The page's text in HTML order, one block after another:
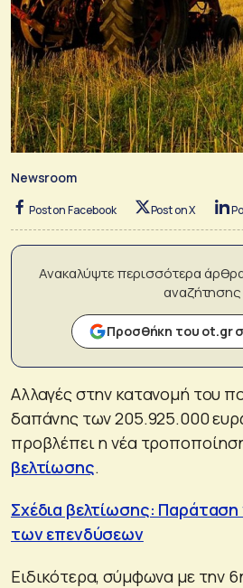
Newsroom
Post on Facebook Post on X
Ανακαλύψτε περισσότερα
αναζήτησης
Προσθήκη του ot.gr
Αλλαγές στην κατανομή του
δαπάνης των 205.925.000
προβλέπει η νέα
βελτίωσης.
Σχέδια βελτίωσης:
των επενδύσεων
Ειδικότερα, σύμφωνα με την